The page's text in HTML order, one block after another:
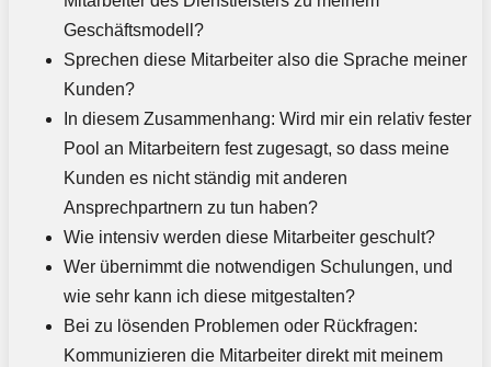
Geschäftsmodell?
Sprechen diese Mitarbeiter also die Sprache meiner
Kunden?
In diesem Zusammenhang: Wird mir ein relativ fester
Pool an Mitarbeitern fest zugesagt, so dass meine
Kunden es nicht ständig mit anderen
Ansprechpartnern zu tun haben?
Wie intensiv werden diese Mitarbeiter geschult?
Wer übernimmt die notwendigen Schulungen, und
wie sehr kann ich diese mitgestalten?
Bei zu lösenden Problemen oder Rückfragen:
Kommunizieren die Mitarbeiter direkt mit meinem